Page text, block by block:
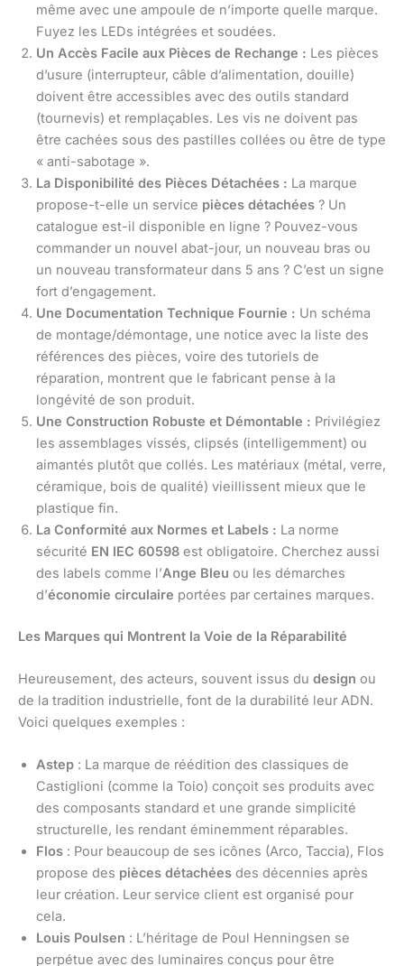
même avec une ampoule de n’importe quelle marque.
Fuyez les LEDs intégrées et soudées.
Un Accès Facile aux Pièces de Rechange : Les pièces
d’usure (interrupteur, câble d’alimentation, douille)
doivent être accessibles avec des outils standard
(tournevis) et remplaçables. Les vis ne doivent pas
être cachées sous des pastilles collées ou être de type
« anti-sabotage ».
La Disponibilité des Pièces Détachées : La marque
propose-t-elle un service pièces détachées ? Un
catalogue est-il disponible en ligne ? Pouvez-vous
commander un nouvel abat-jour, un nouveau bras ou
un nouveau transformateur dans 5 ans ? C’est un signe
fort d’engagement.
Une Documentation Technique Fournie : Un schéma
de montage/démontage, une notice avec la liste des
références des pièces, voire des tutoriels de
réparation, montrent que le fabricant pense à la
longévité de son produit.
Une Construction Robuste et Démontable : Privilégiez
les assemblages vissés, clipsés (intelligemment) ou
aimantés plutôt que collés. Les matériaux (métal, verre,
céramique, bois de qualité) vieillissent mieux que le
plastique fin.
La Conformité aux Normes et Labels : La norme
sécurité EN IEC 60598 est obligatoire. Cherchez aussi
des labels comme l’Ange Bleu ou les démarches
d’économie circulaire portées par certaines marques.
Les Marques qui Montrent la Voie de la Réparabilité
Heureusement, des acteurs, souvent issus du design ou
de la tradition industrielle, font de la durabilité leur ADN.
Voici quelques exemples :
Astep : La marque de réédition des classiques de
Castiglioni (comme la Toio) conçoit ses produits avec
des composants standard et une grande simplicité
structurelle, les rendant éminemment réparables.
Flos : Pour beaucoup de ses icônes (Arco, Taccia), Flos
propose des pièces détachées des décennies après
leur création. Leur service client est organisé pour
cela.
Louis Poulsen : L’héritage de Poul Henningsen se
perpétue avec des luminaires conçus pour être